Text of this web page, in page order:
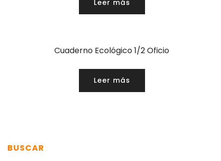
Leer más
Cuaderno Ecológico 1/2 Oficio
Leer más
BUSCAR